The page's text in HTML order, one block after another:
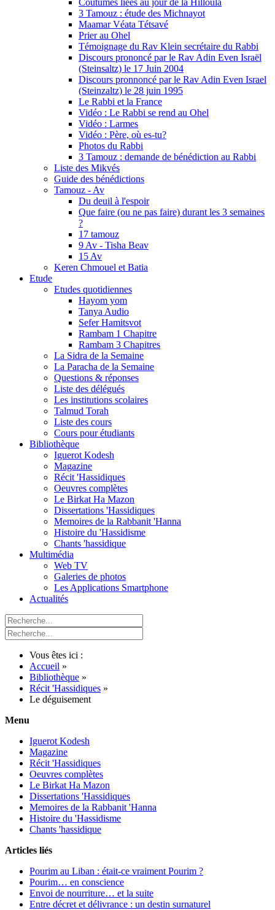
Coutumes liées au jour de la Hilloula
3 Tamouz : étude des Michnayot
Maamar Véata Tétsavé
Prier au Ohel
Témoignage du Rav Klein secrétaire du Rabbi
Discours prononcé par le Rav Adin Even Israël
(Steinsaltz) le 17 Juin 2004
Discours pronnoncé par le Rav Adin Even Israel
(Steinzaltz) le 28 juin 1995
Le Rabbi et la France
Vidéo : Le Rabbi se rend au Ohel
Vidéo : Larmes
Vidéo : Père, où es-tu?
Photos du Rabbi
3 Tamouz : demande de bénédiction au Rabbi
Liste des Mikvés
Guide des bénédictions
Tamouz - Av
Du deuil à l'espoir
Que faire (ou ne pas faire) durant les 3 semaines
?
17 tamouz
9 Av - Tisha Beav
15 Av
Keren Chmouel et Batia
Etude
Etudes quotidiennes
Hayom yom
Tanya Audio
Sefer Hamitsvot
Rambam 1 Chapitre
Rambam 3 Chapitres
La Sidra de la Semaine
La Paracha de la Semaine
Questions & réponses
Liste des délégués
Les institutions scolaires
Talmud Torah
Liste des cours
Cours pour étudiants
Bibliothèque
Iguerot Kodesh
Magazine
Récit 'Hassidiques
Oeuvres complètes
Le Birkat Ha Mazon
Dissertations 'Hassidiques
Memoires de la Rabbanit 'Hanna
Histoire du 'Hassidisme
Chants 'hassidique
Multimédia
Web TV
Galeries de photos
Les Applications Smartphone
Actualités
Vous êtes ici :
Accueil »
Bibliothèque »
Récit 'Hassidiques »
Le déguisement
Menu
Iguerot Kodesh
Magazine
Récit 'Hassidiques
Oeuvres complètes
Le Birkat Ha Mazon
Dissertations 'Hassidiques
Memoires de la Rabbanit 'Hanna
Histoire du 'Hassidisme
Chants 'hassidique
Articles liés
Pourim au Liban : était-ce vraiment Pourim ?
Pourim… en conscience
Envoi de nourriture… et la suite
Entre décret et délivrance : un destin surnaturel